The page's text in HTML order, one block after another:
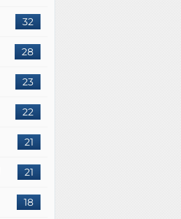
32
28
23
22
21
21
18